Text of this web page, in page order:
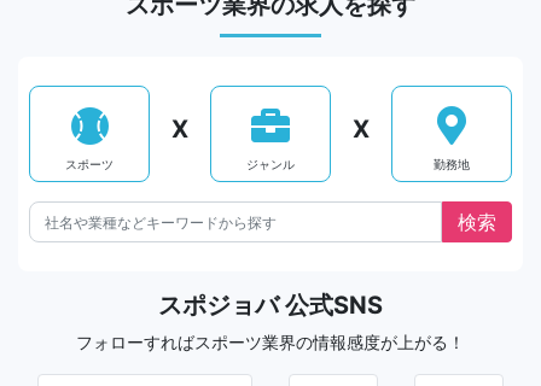
スポーツ
X
ジャンル
X
勤務地
スポジョバ 公式SNS
フォローすればスポーツ業界の情報感度が上がる！